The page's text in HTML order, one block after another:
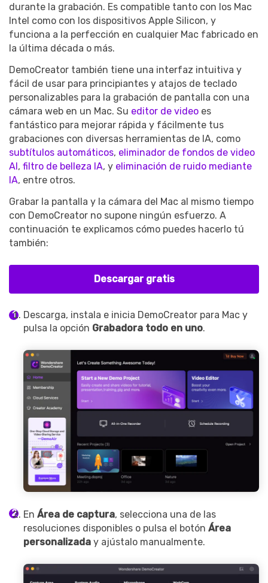
durante la grabación. Es compatible tanto con los Mac
Intel como con los dispositivos Apple Silicon, y
funciona a la perfección en cualquier Mac fabricado en
la última década o más.
DemoCreator también tiene una interfaz intuitiva y
fácil de usar para principiantes y atajos de teclado
personalizables para la grabación de pantalla con una
cámara web en un Mac. Su editor de video es
fantástico para mejorar rápida y fácilmente tus
grabaciones con diversas herramientas de IA, como
subtítulos automáticos, eliminador de fondos de video
AI, filtro de belleza IA, y eliminación de ruido mediante
IA, entre otros.
Grabar la pantalla y la cámara del Mac al mismo tiempo
con DemoCreator no supone ningún esfuerzo. A
continuación te explicamos cómo puedes hacerlo tú
también:
Descargar gratis
Descarga, instala e inicia DemoCreator para Mac y
pulsa la opción Grabadora todo en uno.
En Área de captura, selecciona una de las
resoluciones disponibles o pulsa el botón Área
personalizada y ajústalo manualmente.